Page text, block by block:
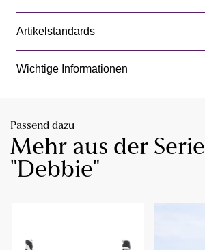
Artikelstandards
Wichtige Informationen
Passend dazu
Mehr aus der Serie
"Debbie"